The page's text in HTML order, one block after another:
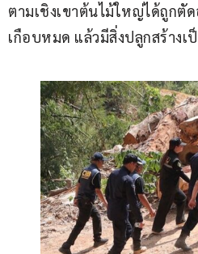
ตามเชิงเขาต้นไม้ใหญ่ได้ถูกตั
เกือบหมด แล้วมีสิ่งปลูกสร้าง